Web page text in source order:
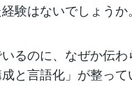
験はないでしょうか。
るのに、なぜか伝
と言語化」が整っ